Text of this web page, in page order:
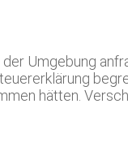
Umgebung
hätten.